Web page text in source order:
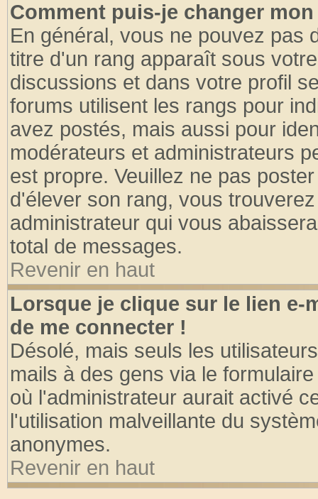
Comment puis-je changer
En général, vous ne pouvez pas
titre d'un rang apparaît sous
discussions et dans votre profil
forums utilisent les rangs pour
avez postés, mais aussi pour
modérateurs et administrateurs
est propre. Veuillez ne pas
d'élever son rang, vous
administrateur qui vous
total de messages.
Revenir en haut
Lorsque je clique sur le lien e-
de me connecter !
Désolé, mais seuls les
mails à des gens via le
où l'administrateur aurait activé
l'utilisation malveillante du
anonymes.
Revenir en haut